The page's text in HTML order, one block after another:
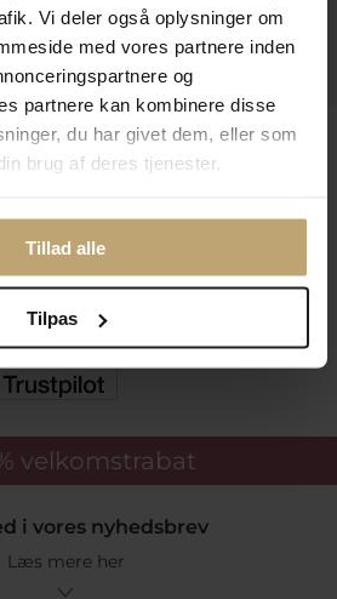
Vi deler også oplysninger om
med vores partnere inden
og
partnere kan kombinere disse
du har givet dem, eller som
brug af deres tjenester.
Tillad alle
Tilpas
velkomstrabat
i vores nyhedsbrev
Læs mere her